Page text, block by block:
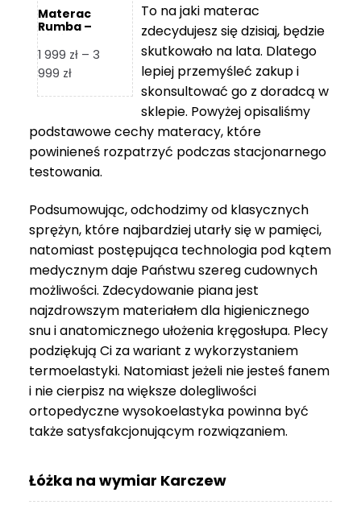
Materac
Rumba –
1 999 zł – 3
999 złZakres
1
999 zł
do
To na jaki materac
zdecydujesz się dzisiaj, będzie
skutkowało na lata. Dlatego
lepiej przemyśleć zakup i
skonsultować go z doradcą w
sklepie. Powyżej opisaliśmy
podstawowe cechy materacy, które
powinieneś rozpatrzyć podczas stacjonarnego
testowania.
Podsumowując, odchodzimy od klasycznych
sprężyn, które najbardziej utarły się w pamięci,
natomiast postępująca technologia pod kątem
medycznym daje Państwu szereg cudownych
możliwości. Zdecydowanie piana jest
najzdrowszym materiałem dla higienicznego
snu i anatomicznego ułożenia kręgosłupa. Plecy
podziękują Ci za wariant z wykorzystaniem
termoelastyki. Natomiast jeżeli nie jesteś fanem
i nie cierpisz na większe dolegliwości
ortopedyczne wysokoelastyka powinna być
także satysfakcjonującym rozwiązaniem.
Łóżka na wymiar Karczew